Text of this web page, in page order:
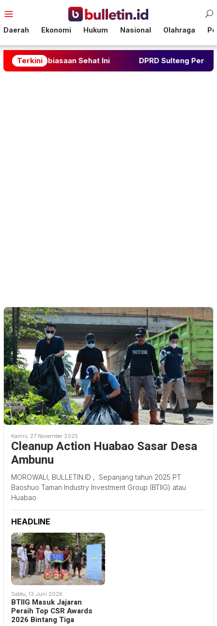
ke
Mobile
Daerah Ekonomi Hukum Nasional Olahraga
Terkini
Kebiasaan Sehat Ini DPRD Sulteng Percepat
Kamis, 27 November 2025
Cleanup Action Huabao Sasar Desa
Ambunu
MOROWALI, BULLETIN.ID , Sepanjang tahun 2025 PT
Baoshuo Taman Industry Investment Group (BTIIG) atau
Huabao
HEADLINE
Sabtu, 13 Juni 2026
BTIIG Masuk Jajaran
Peraih Top CSR Awards
2026 Bintang Tiga